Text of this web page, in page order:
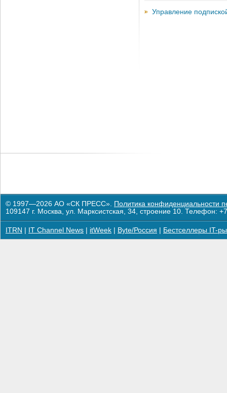
Управление
© 1997—2026 АО «СК ПРЕСС». Политика конфиденциальности
109147 г. Москва, ул. Марксистская, 34, строение 10. Телефон:
ITRN IT Channel News itWeek Byte/Россия Бестселлеры IT-